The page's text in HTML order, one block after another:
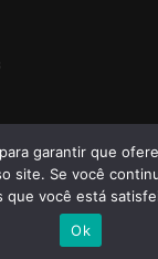
Acmedia
garantir que
site. Se você
que você está
Ok